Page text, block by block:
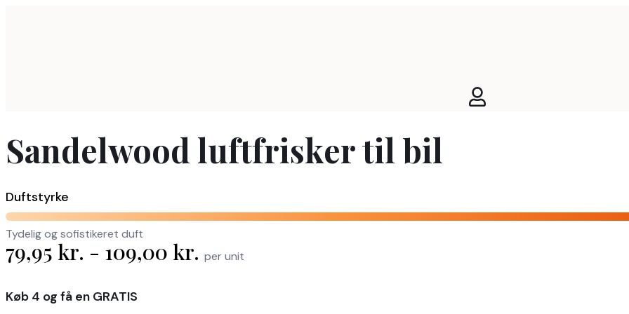
Sandelwood luftfrisker til bil
Duftstyrke
Tydelig og sofistikeret duft
79,95 kr. - 109,00 kr. per unit
Køb 4 og få en GRATIS